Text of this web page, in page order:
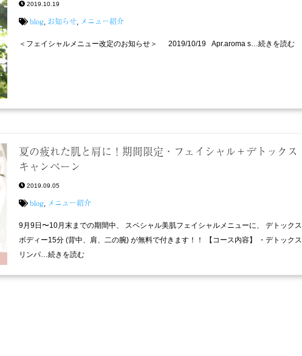
2019.10.19
blog, お知らせ, メニュー紹介
＜フェイシャルメニュー改定のお知らせ＞ 2019/10/19 Apr.aroma s…続きを読む
夏の疲れた肌と肩に！期間限定・フェイシャル＋デトックス
キャンペーン
2019.09.05
blog, メニュー紹介
9月9日〜10月末までの期間中、 スペシャル美肌フェイシャルメニューに、 デトックス
ボディー15分 (背中、肩、二の腕) が無料で付きます！！ 【コース内容】 ・デトックス
リンパ…続きを読む